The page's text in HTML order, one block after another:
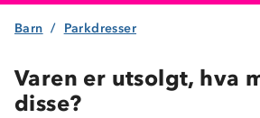
Produktet er lagt i
Barn Parkdresser
Varen er utsolgt, hva
disse?